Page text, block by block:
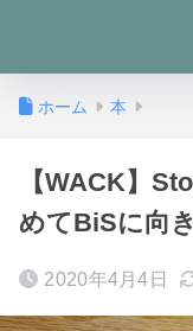
ホーム 本
【WACK】
めてBiSに向
2020年4月4日